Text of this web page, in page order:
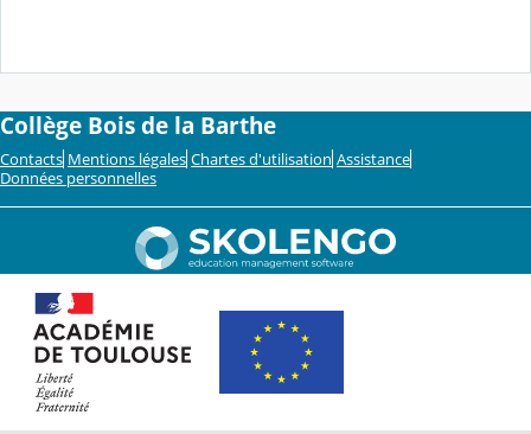
Collège Bois de la Barthe
Contacts Mentions légales Chartes d'utilisation Assistance
Données personnelles